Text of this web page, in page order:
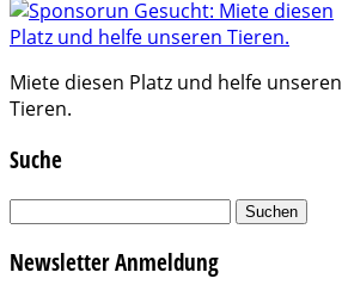
Miete diesen Platz und helfe unseren
Tieren.
Suche
Suchen
Newsletter Anmeldung